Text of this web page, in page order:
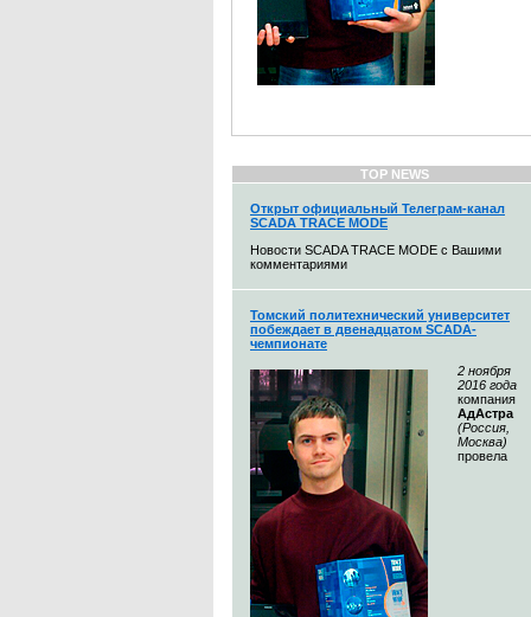
TOP NEWS
Открыт официальный Телеграм-канал
SCADA TRACE MODE
Новости SCADA TRACE MODE с Вашими
комментариями
Томский политехнический университет
побеждает в двенадцатом SCADA-
чемпионате
2 ноября
2016 года
компания
АдАстра
(Россия,
Москва)
провела